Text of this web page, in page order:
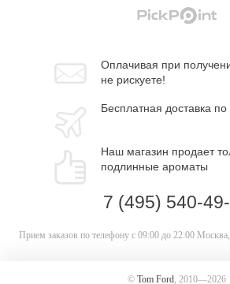
Оплачивая при
не рискуете!
Бесплатная доставка по
Наш магазин продает
подлинные ароматы
7 (495) 540-
Прием заказов по телефону с 09:00 до 22:00Москва,
© Tom Ford, 2010—2026